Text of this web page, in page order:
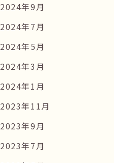
2024年9月
2024年7月
2024年5月
2024年3月
2024年1月
2023年11月
2023年9月
2023年7月